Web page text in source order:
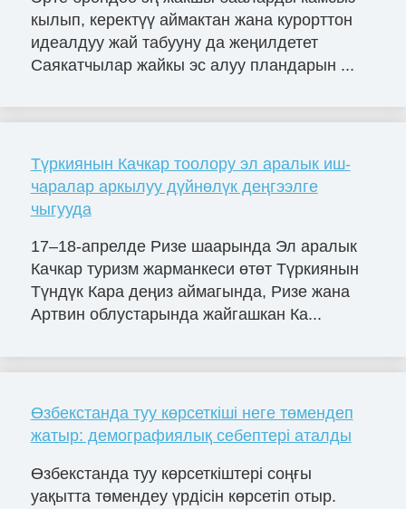
кылып, керектүү аймактан жана курорттон
идеалдуу жай табууну да жеңилдетет
Саякатчылар жайкы эс алуу пландарын ...
Түркиянын Качкар тоолору эл аралык иш-
чаралар аркылуу дүйнөлүк деңгээлге
чыгууда
17–18-апрелде Ризе шаарында Эл аралык
Качкар туризм жарманкеси өтөт Түркиянын
Түндүк Кара деңиз аймагында, Ризе жана
Артвин облустарында жайгашкан Ка...
Өзбекстанда туу көрсеткіші неге төмендеп
жатыр: демографиялық себептері аталды
Өзбекстанда туу көрсеткіштері соңғы
уақытта төмендеу үрдісін көрсетіп отыр.